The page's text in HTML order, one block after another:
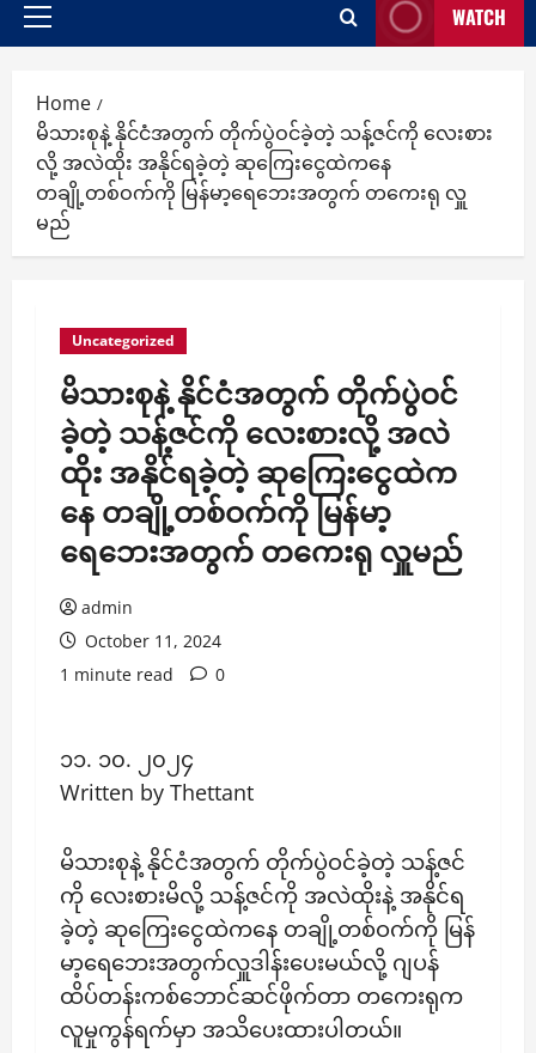
Primary
WATCH
Home
မိသားစုနဲ့ နိုင်ငံအတွက် တိုက်ပွဲဝင်ခဲ့တဲ့ သန့်ဇင်ကို လေးစား
လို့ အလဲထိုး အနိုင်ရခဲ့တဲ့ ဆုကြေးငွေထဲကနေ
တချို့တစ်ဝက်ကို မြန်မာ့ရေဘေးအတွက် တကေးရု လှူ
မည်
Uncategorized
မိသားစုနဲ့ နိုင်ငံအတွက် တိုက်ပွဲဝင်
ခဲ့တဲ့ သန့်ဇင်ကို လေးစားလို့ အလဲ
ထိုး အနိုင်ရခဲ့တဲ့ ဆုကြေးငွေထဲက
နေ တချို့တစ်ဝက်ကို မြန်မာ့
ရေဘေးအတွက် တကေးရု လှူမည်
admin
October 11, 2024
1 minute read
0
၁၁. ၁၀. ၂၀၂၄
Written by Thettant
မိသားစုနဲ့ နိုင်ငံအတွက် တိုက်ပွဲဝင်ခဲ့တဲ့ သန့်ဇင်
ကို လေးစားမိလို့ သန့်ဇင်ကို အလဲထိုးနဲ့ အနိုင်ရ
ခဲ့တဲ့ ဆုကြေးငွေထဲကနေ တချို့တစ်ဝက်ကို မြန်
မာ့ရေဘေးအတွက်လှူဒါန်းပေးမယ်လို့ ဂျပန်
ထိပ်တန်းကစ်ဘောင်ဆင်ဖိုက်တာ တကေးရုက
လူမှုကွန်ရက်မှာ အသိပေးထားပါတယ်။